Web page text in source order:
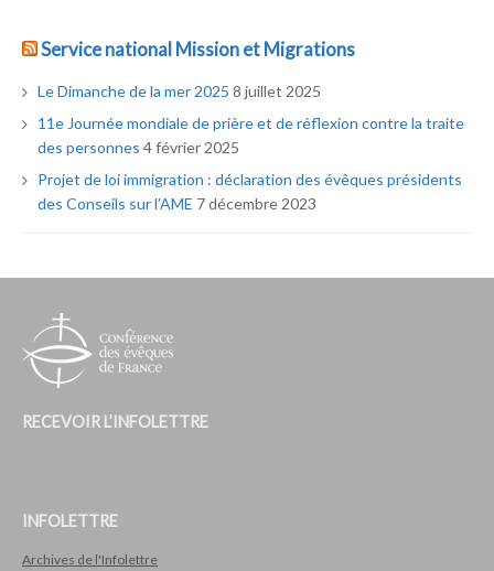
Service national Mission et Migrations
Le Dimanche de la mer 2025 8 juillet 2025
11e Journée mondiale de prière et de réflexion contre la traite
des personnes 4 février 2025
Projet de loi immigration : déclaration des évêques présidents
des Conseils sur l’AME 7 décembre 2023
RECEVOIR L’INFOLETTRE
INFOLETTRE
Archives de l'Infolettre